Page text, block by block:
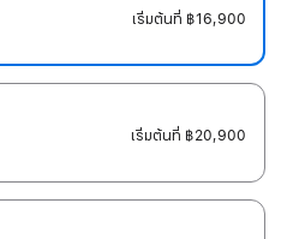
เริ่มต้นที่ ฿16,900
เริ่มต้นที่ ฿20,900